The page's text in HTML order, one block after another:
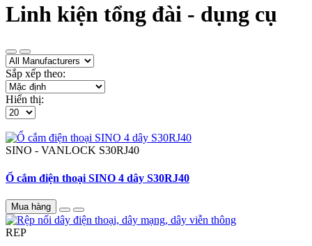
Linh kiện tổng đài - dụng cụ
Sắp xếp theo:
Hiển thị:
SINO - VANLOCK S30RJ40
Ổ cắm điện thoại SINO 4 dây S30RJ40
Mua hàng
REP